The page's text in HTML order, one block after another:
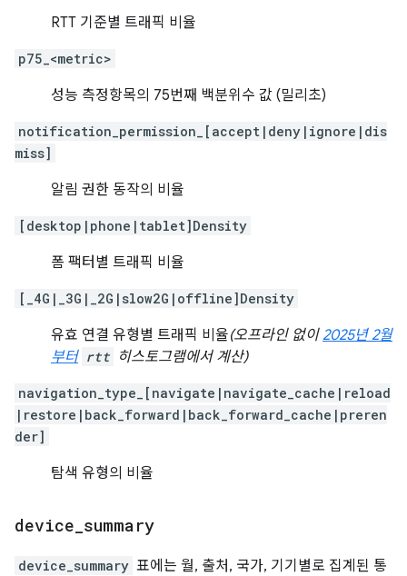
RTT 기준별 트래픽 비율
p75_<metric>
성능 측정항목의 75번째 백분위수 값 (밀리초)
notification_permission_[accept|deny|ignore|dis
miss]
알림 권한 동작의 비율
[desktop|phone|tablet]Density
폼 팩터별 트래픽 비율
[_4G|_3G|_2G|slow2G|offline]Density
유효 연결 유형별 트래픽 비율(오프라인 없이2025년 2월
부터 rtt 히스토그램에서 계산)
navigation_type_[navigate|navigate_cache|reload
|restore|back_forward|back_forward_cache|preren
der]
탐색 유형의 비율
device summary
device_summary 표에는 월, 출처, 국가, 기기별로 집계된 통